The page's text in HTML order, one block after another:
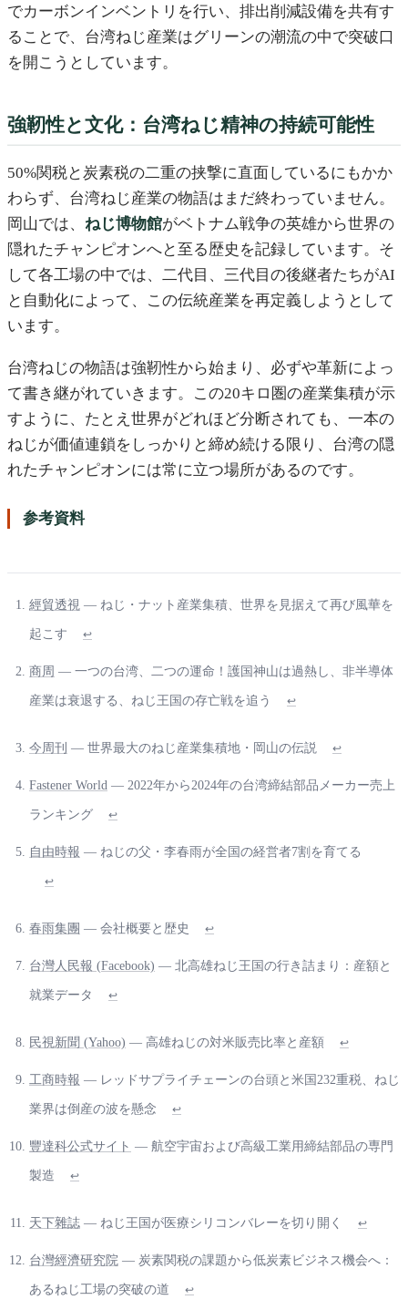
でカーボンインベントリを行い、排出削減設備を共有す
ることで、台湾ねじ産業はグリーンの潮流の中で突破口
を開こうとしています。
強靭性と文化：台湾ねじ精神の持続可能性
50%関税と炭素税の二重の挟撃に直面しているにもかか
わらず、台湾ねじ産業の物語はまだ終わっていません。
岡山では、 ねじ博物館がベトナム戦争の英雄から世界の
隠れたチャンピオンへと至る歴史を記録しています。そ
して各工場の中では、二代目、三代目の後継者たちがAI
と自動化によって、この伝統産業を再定義しようとして
います。
台湾ねじの物語は強靭性から始まり、必ずや革新によっ
て書き継がれていきます。この20キロ圏の産業集積が示
すように、たとえ世界がどれほど分断されても、一本の
ねじが価値連鎖をしっかりと締め続ける限り、台湾の隠
れたチャンピオンには常に立つ場所があるのです。
参考資料
經貿透視 — ねじ・ナット産業集積、世界を見据えて再び風華を
起こす ↩
商周 — 一つの台湾、二つの運命！護国神山は過熱し、非半導体
産業は衰退する、ねじ王国の存亡戦を追う ↩
今周刊 — 世界最大のねじ産業集積地・岡山の伝説 ↩
Fastener World — 2022年から2024年の台湾締結部品メーカー売上
ランキング ↩
自由時報 — ねじの父・李春雨が全国の経営者7割を育てる
↩
春雨集團 — 会社概要と歴史 ↩
台灣人民報 (Facebook) — 北高雄ねじ王国の行き詰まり：産額と
就業データ ↩
民視新聞 (Yahoo) — 高雄ねじの対米販売比率と産額 ↩
工商時報 — レッドサプライチェーンの台頭と米国232重税、ねじ
業界は倒産の波を懸念 ↩
豐達科公式サイト — 航空宇宙および高級工業用締結部品の専門
製造 ↩
天下雜誌 — ねじ王国が医療シリコンバレーを切り開く ↩
台灣經濟研究院 — 炭素関税の課題から低炭素ビジネス機会へ：
あるねじ工場の突破の道 ↩